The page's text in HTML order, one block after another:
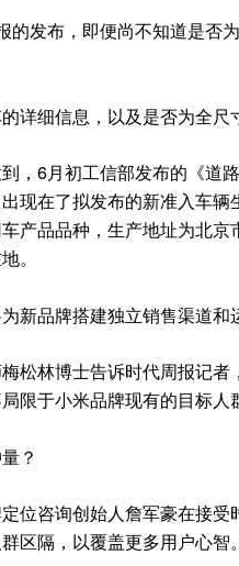
的发布，即便尚不知道是
详细信息，以及是否为全尺
，6月初工信部发布的《道
现在了拟发布的新准入车
产品品种，生产地址为北
。
新品牌搭建独立销售渠道和
松林博士告诉时代周报记
限于小米品牌现有的目标人
？
位咨询创始人詹军豪在接
区隔，以覆盖更多用户心智。